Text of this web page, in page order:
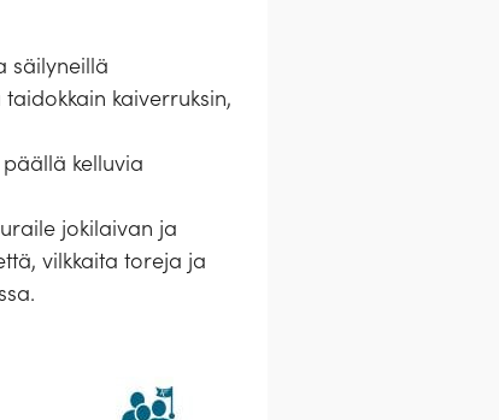
säilyneillä
kaiverruksin,
kelluvia
jokilaivan ja
vilkkaita toreja ja